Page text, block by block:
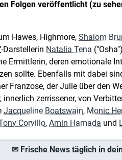
Folgen veröffentlicht (zu
Hawes, Highmore, Shalom
-Darstellerin Natalia Tena
Ermittlerin, deren emotionale
sollte. Ebenfalls mit dabei
Franzose, der Julie über den
zerrissener, von
Jacqueline Boatswain, Monic
Corvillo, Amin Hamada und
✉ Frische News täglich in